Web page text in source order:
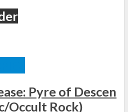
Pyre of Descen
Occult Rock)